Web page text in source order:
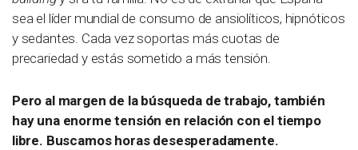
sea el líder mundial de consumo de ansiolíticos, hipnóticos
y sedantes. Cada vez soportas más cuotas de
precariedad y estás sometido a más tensión.
Pero al margen de la búsqueda de trabajo, también
hay una enorme tensión en relación con el tiempo
libre. Buscamos horas desesperadamente.